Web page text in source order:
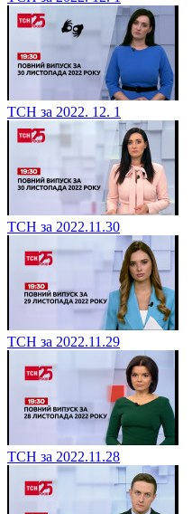
ТСН за 2022. 12. 1
ТСН за 2022.11.30
ТСН за 2022.11.29
ТСН за 2022.11.28